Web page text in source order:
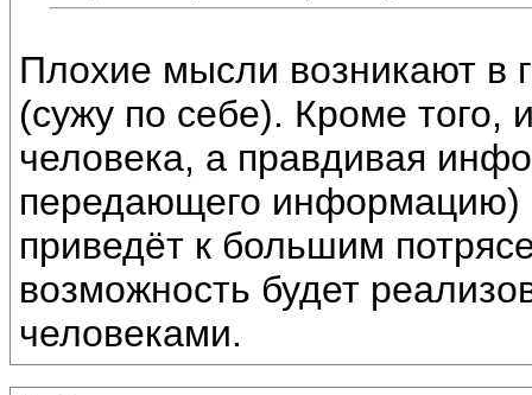
Плохие мысли возникают в
(сужу по себе). Кроме
человека, а правдивая
передающего
приведёт к большим
возможность будет
человеками.